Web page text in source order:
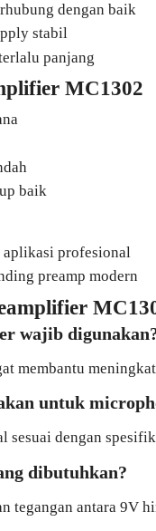
dengan baik
stabil
panjang
MC1302
baik
profesional
preamp modern
wajib
membantu
untuk
sesuai dengan
dibutuhkan?
tegangan antara 9V